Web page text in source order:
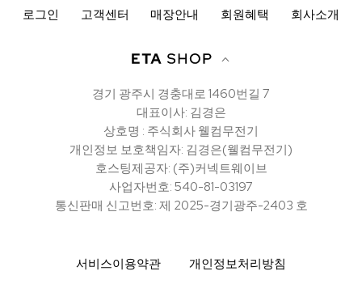
로그인 고객센터 매장안내 회원혜택 회사소개
경기 광주시 경충대로 1460번길 7
대표이사: 김경은
상호명 : 주식회사 웰컴무전기
개인정보 보호책임자: 김경은(웰컴무전기)
호스팅제공자: (주)커넥트웨이브
사업자번호: 540-81-03197
통신판매 신고번호: 제 2025-경기광주-2403 호
서비스이용약관 개인정보처리방침